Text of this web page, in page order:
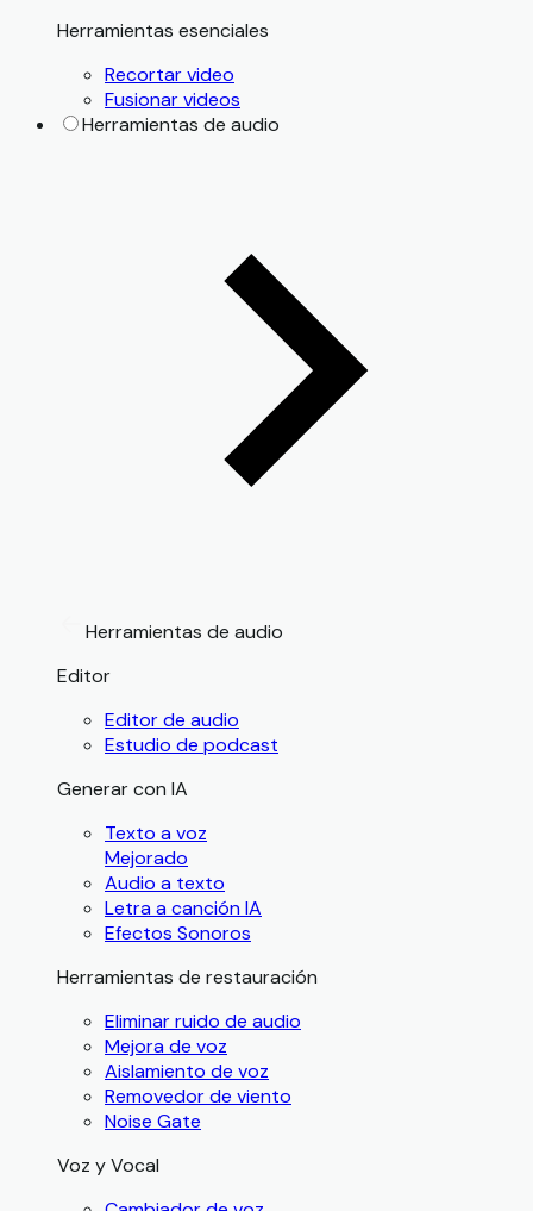
Herramientas esenciales
Recortar video
Fusionar videos
Herramientas de audio
Herramientas de audio
Editor
Editor de audio
Estudio de podcast
Generar con IA
Texto a voz
Mejorado
Audio a texto
Letra a canción IA
Efectos Sonoros
Herramientas de restauración
Eliminar ruido de audio
Mejora de voz
Aislamiento de voz
Removedor de viento
Noise Gate
Voz y Vocal